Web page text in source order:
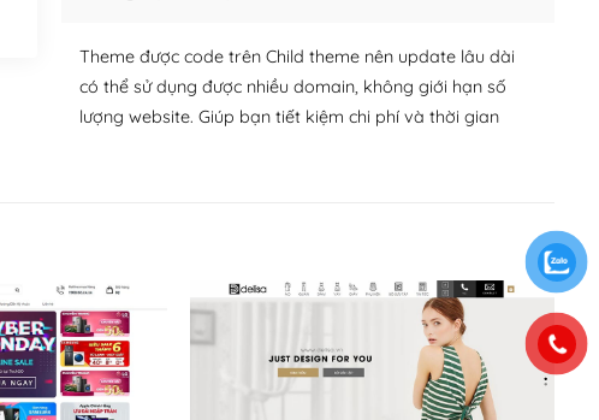
Theme được code trên Child theme nên update lâu dài
có thể sử dụng được nhiều domain, không giới hạn số
lượng website. Giúp bạn tiết kiệm chi phí và thời gian